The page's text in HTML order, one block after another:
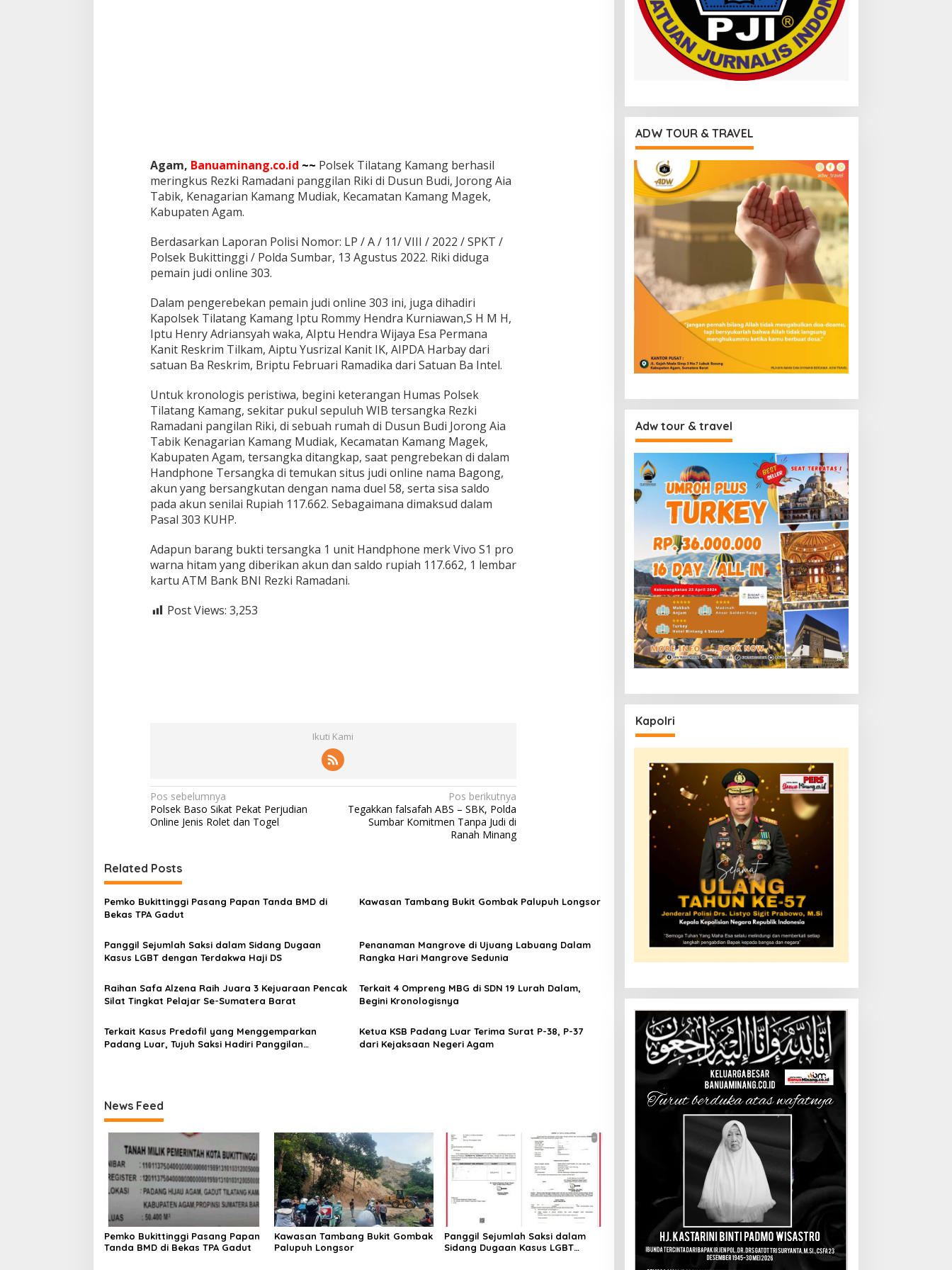
Agam, Banuaminang.co.id ~~ Polsek Tilatang Kamang berhasil
meringkus Rezki Ramadani panggilan Riki di Dusun Budi, Jorong Aia
Tabik, Kenagarian Kamang Mudiak, Kecamatan Kamang Magek,
Kabupaten Agam.
Berdasarkan Laporan Polisi Nomor: LP / A / 11/ VIII / 2022 / SPKT /
Polsek Bukittinggi / Polda Sumbar, 13 Agustus 2022. Riki diduga
pemain judi online 303.
Dalam pengerebekan pemain judi online 303 ini, juga dihadiri
Kapolsek Tilatang Kamang Iptu Rommy Hendra Kurniawan,S H M H,
Iptu Henry Adriansyah waka, AIptu Hendra Wijaya Esa Permana
Kanit Reskrim Tilkam, Aiptu Yusrizal Kanit IK, AIPDA Harbay dari
satuan Ba Reskrim, Briptu Februari Ramadika dari Satuan Ba Intel.
Untuk kronologis peristiwa, begini keterangan Humas Polsek
Tilatang Kamang, sekitar pukul sepuluh WIB tersangka Rezki
Ramadani pangilan Riki, di sebuah rumah di Dusun Budi Jorong Aia
Tabik Kenagarian Kamang Mudiak, Kecamatan Kamang Magek,
Kabupaten Agam, tersangka ditangkap, saat pengrebekan di dalam
Handphone Tersangka di temukan situs judi online nama Bagong,
akun yang bersangkutan dengan nama duel 58, serta sisa saldo
pada akun senilai Rupiah 117.662. Sebagaimana dimaksud dalam
Pasal 303 KUHP.
Adapun barang bukti tersangka 1 unit Handphone merk Vivo S1 pro
warna hitam yang diberikan akun dan saldo rupiah 117.662, 1 lembar
kartu ATM Bank BNI Rezki Ramadani.
Post Views: 3,253
Ikuti Kami
N
a
i
g
a
s
i
p
o
s
Pos sebelumnya
Polsek Baso Sikat Pekat Perjudian
Online Jenis Rolet dan Togel
Pos berikutnya
Tegakkan falsafah ABS – SBK, Polda
Sumbar Komitmen Tanpa Judi di
Ranah Minang
Related Posts
Pemko Bukittinggi Pasang Papan Tanda BMD di
Bekas TPA Gadut
Kawasan Tambang Bukit Gombak Palupuh Longsor
Panggil Sejumlah Saksi dalam Sidang Dugaan
Kasus LGBT dengan Terdakwa Haji DS
Penanaman Mangrove di Ujuang Labuang Dalam
Rangka Hari Mangrove Sedunia
Raihan Safa Alzena Raih Juara 3 Kejuaraan Pencak
Silat Tingkat Pelajar Se-Sumatera Barat
Terkait 4 Ompreng MBG di SDN 19 Lurah Dalam,
Begini Kronologisnya
Terkait Kasus Predofil yang Menggemparkan
Padang Luar, Tujuh Saksi Hadiri Panggilan
Ketua KSB Padang Luar Terima Surat P-38, P-37
dari Kejaksaan Negeri Agam
News Feed
Pemko Bukittinggi Pasang Papan
Tanda BMD di Bekas TPA Gadut
Kawasan Tambang Bukit Gombak
Palupuh Longsor
Panggil Sejumlah Saksi dalam
Sidang Dugaan Kasus LGBT
ADW TOUR & TRAVEL
Adw tour & travel
Kapolri